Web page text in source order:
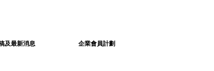
及最新消息 企業會員計劃